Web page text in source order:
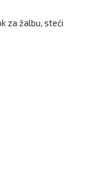
za žalbu, steći